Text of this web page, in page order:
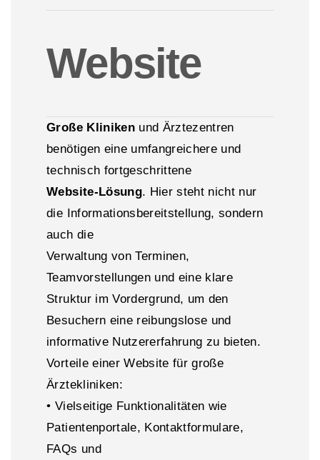
Website
Große Klinikenund Ärztezentren
benötigen eine umfangreichere und
technisch fortgeschrittene
Website-Lösung. Hier steht nicht nur
die Informationsbereitstellung, sondern
auch die
Verwaltung von Terminen,
Teamvorstellungen und eine klare
Struktur im Vordergrund, um den
Besuchern eine reibungslose und
informative Nutzererfahrung zu bieten.
Vorteile einer Website für große
Ärztekliniken:
• Vielseitige Funktionalitäten wie
Patientenportale, Kontaktformulare,
FAQs und